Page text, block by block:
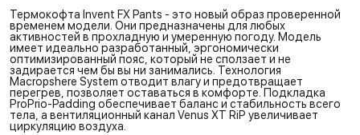
Термокофта Invent FX Pants - это новый образ проверенной
временем модели. Они предназначены для любых
активностей в прохладную и умеренную погоду. Модель
имеет идеально разработанный, эргономически
оптимизированный пояс, который не сползает и не
задирается чем бы вы ни занимались. Технология
Macropshere System отводит влагу и предотвращает
перегрев, позволяет оставаться в комфорте. Подкладка
ProPrio-Padding обеспечивает баланс и стабильность всего
тела, а вентиляционный канал Venus XT RiP увеличивает
циркуляцию воздуха.